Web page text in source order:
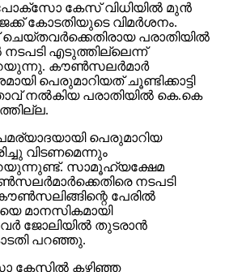
പോക്സോ കേസ് വിധിയില്‍ മുന്‍
കോടതിയുടെ വിമര്‍ശനം.
പരാതിയില്‍
നടപടി എടുത്തില്ലെന്ന്
കൗണ്‍സലര്‍മാര്‍
പെരുമാറിയത് ചൂണ്ടിക്കാട്ടി
നല്‍കിയ പരാതിയില്‍ കെ.കെ
പെരുമാറിയ
വിടണമെന്നും
സാമൂഹ്യക്ഷേമ
നടപടി
പേരില്‍
മാനസികമായി
ജോലിയില്‍ തുടരാന്‍
പറഞ്ഞു.
കേസില്‍ കഴിഞ്ഞ